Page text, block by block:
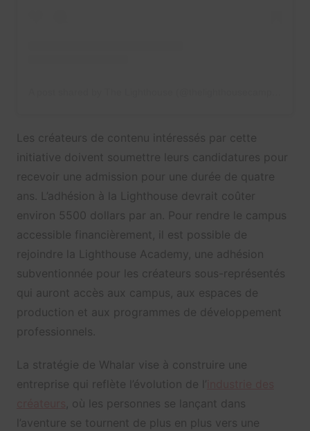
Les créateurs de contenu intéressés par cette
initiative doivent soumettre leurs candidatures pour
recevoir une admission pour une durée de quatre
ans. L’adhésion à la Lighthouse devrait coûter
environ 5500 dollars par an. Pour rendre le campus
accessible financièrement, il est possible de
rejoindre la Lighthouse Academy, une adhésion
subventionnée pour les créateurs sous-représentés
qui auront accès aux campus, aux espaces de
production et aux programmes de développement
professionnels.
La stratégie de Whalar vise à construire une
entreprise qui reflète l’évolution de l’
, où les personnes se lançant dans
l’aventure se tournent de plus en plus vers une